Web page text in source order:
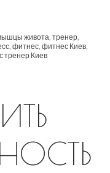
живота тренер
фитнес фитнес Киев
тренер Киев